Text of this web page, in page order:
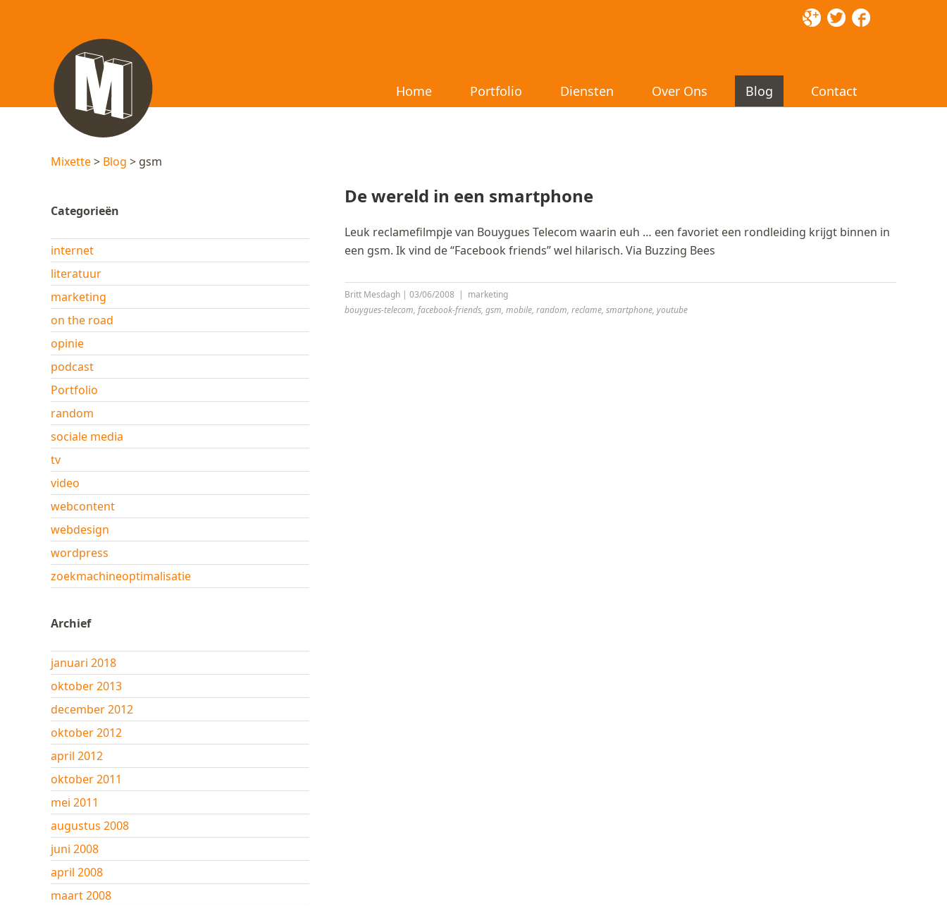
Home Portfolio Diensten Over Ons Blog Contact
Mixette> Blog > gsm
Categorieën
internet
literatuur
marketing
on the road
opinie
podcast
Portfolio
random
sociale media
tv
video
webcontent
webdesign
wordpress
zoekmachineoptimalisatie
Archief
januari 2018
oktober 2013
december 2012
oktober 2012
april 2012
oktober 2011
mei 2011
augustus 2008
juni 2008
april 2008
maart 2008
De wereld in een smartphone
Leuk reclamefilmpje van Bouygues Telecom waarin euh … een favoriet een rondleiding krijgt binnen in
een gsm. Ik vind de “Facebook friends” wel hilarisch. Via Buzzing Bees
Britt Mesdagh| 03/06/2008 | marketing
bouygues-telecom, facebook-friends, gsm, mobile, random, reclame, smartphone, youtube